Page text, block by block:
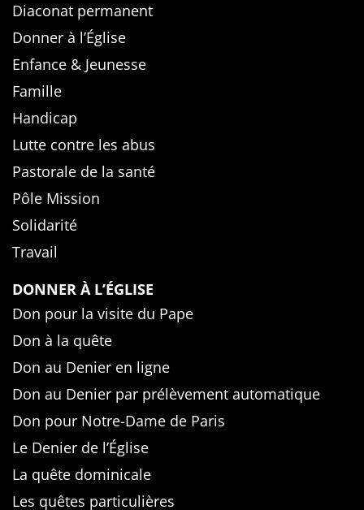
Diaconat permanent
Donner à l’Église
Enfance & Jeunesse
Famille
Handicap
Lutte contre les abus
Pastorale de la santé
Pôle Mission
Solidarité
Travail
DONNER À L’ÉGLISE
Don pour la visite du Pape
Don à la quête
Don au Denier en ligne
Don au Denier par prélèvement automatique
Don pour Notre-Dame de Paris
Le Denier de l’Église
La quête dominicale
Les quêtes particulières